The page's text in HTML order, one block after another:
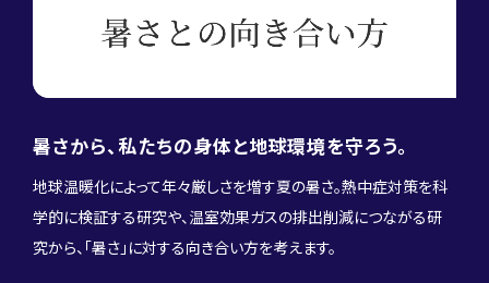
暑さから、私たちの身体と地球環境を守ろう。
地球温暖化によって年々厳しさを増す夏の暑さ。熱中症対策を科
学的に検証する研究や、温室効果ガスの排出削減につながる研
究から、「暑さ」に対する向き合い方を考えます。